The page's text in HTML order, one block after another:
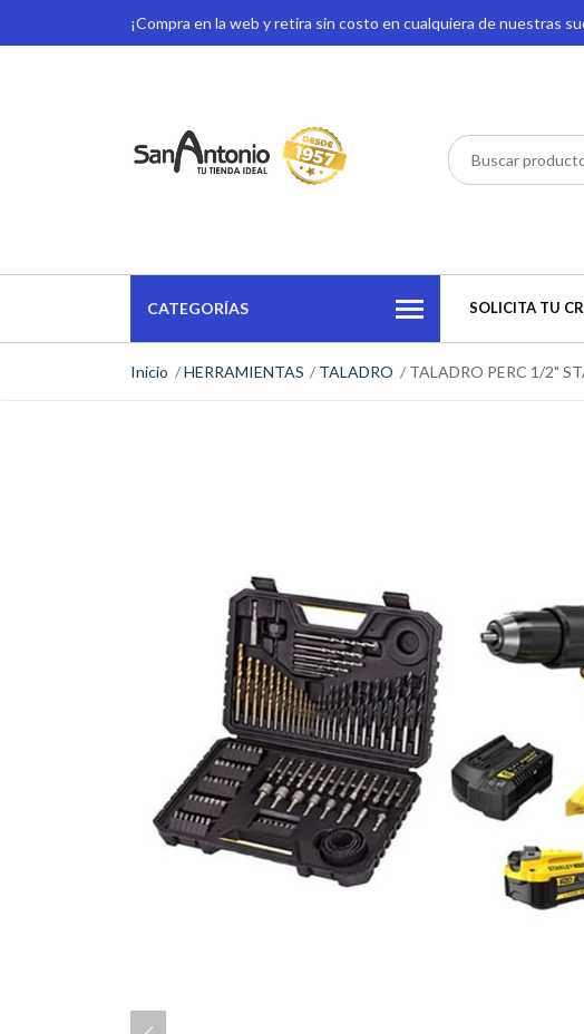
¡Compra en la web y retira sin costo en cualquiera de nuestras
CATEGORÍAS SOLICITA TU
Inicio HERRAMIENTAS TALADRO TALADRO PERC 1/2"